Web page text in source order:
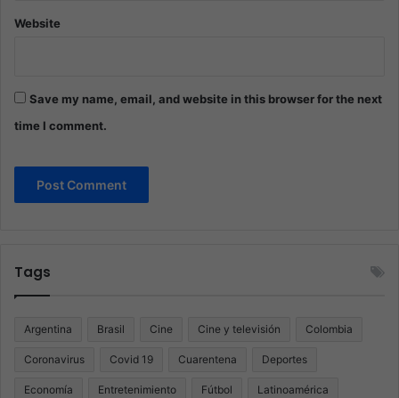
Website
Save my name, email, and website in this browser for the next
time I comment.
Tags
Argentina Brasil Cine Cine y televisión Colombia
Coronavirus Covid 19 Cuarentena Deportes
Economía Entretenimiento Fútbol Latinoamérica